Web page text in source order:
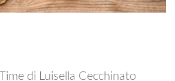
di Luisella Cecchinato